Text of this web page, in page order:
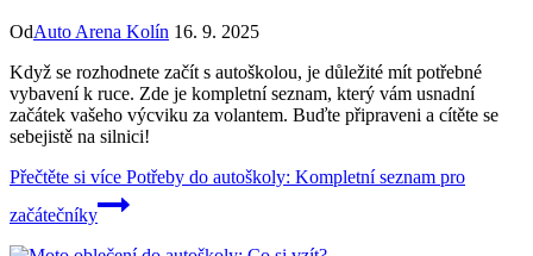
OdAuto Arena Kolín 16. 9. 2025
Když se rozhodnete začít s autoškolou, je důležité mít potřebné
vybavení k ruce. Zde je kompletní seznam, který vám usnadní
začátek vašeho výcviku za volantem. Buďte připraveni a cítěte se
sebejistě na silnici!
Přečtěte si více Potřeby do autoškoly: Kompletní seznam pro
začátečníky